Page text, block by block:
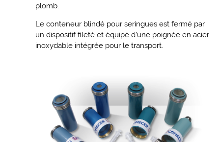
plomb.
Le conteneur blindé pour seringues est fermé par
un dispositif fileté et équipé d’une poignée en acier
inoxydable intégrée pour le transport.